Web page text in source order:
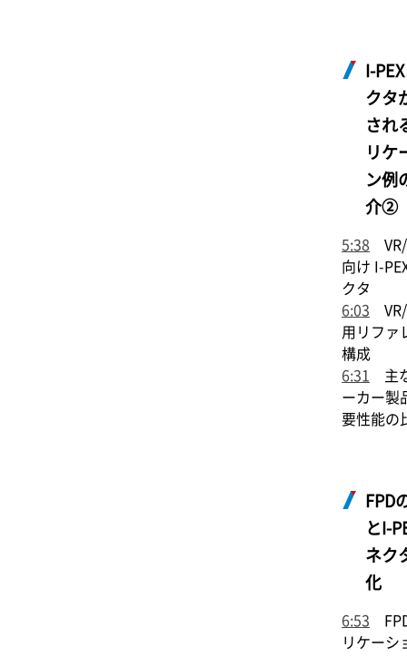
I-PEX
クタ
され
リケ
ン例
介②
5:38
向け I-
クタ
6:03
用リファ
構成
6:31 主
ーカー製
要性能の
FPD
とI-
ネク
化
6:53
リケーシ